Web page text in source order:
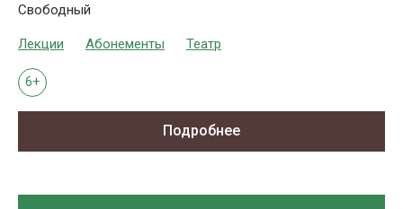
Свободный
Лекции Абонементы Театр
6+
Подробнее